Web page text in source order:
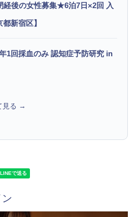
経後の女性募集★6泊7日×2回 入
新宿区】
1回採血のみ 認知症予防研究 in
見る →